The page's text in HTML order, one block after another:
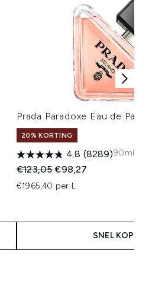
Prada Paradoxe Eau de Parfum
20% KORTING
4.8 (8289)
Recommended Retail Price:
€123,05Huidige prijs:
€98,27
€1965,40 per L
90ml
SNEL KOPEN